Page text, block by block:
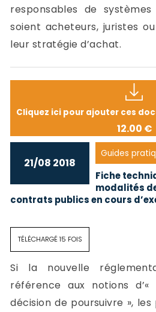
responsables de systèmes
soient acheteurs, juristes
leur stratégie d’achat.
Cliquez ici pour ajouter ces
12.00 €
Guides
21/08 2018
Fiche
modalités
contrats publics en cours
TÉLÉCHARGÉ 15 FOIS
Si la nouvelle
référence aux notions
décision de poursuivre »,